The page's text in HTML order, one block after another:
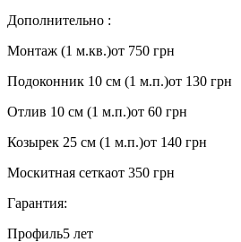
Дополнительно :
Монтаж (1 м.кв.)от 750 грн
Подоконник 10 см (1 м.п.)от 130 грн
Отлив 10 см (1 м.п.)от 60 грн
Козырек 25 см (1 м.п.)от 140 грн
Москитная сеткаот 350 грн
Гарантия:
Профиль5 лет